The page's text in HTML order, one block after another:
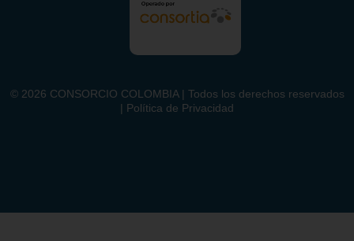
© 2026 CONSORCIO COLOMBIA | Todos los derechos reservados
| Política de Privacidad